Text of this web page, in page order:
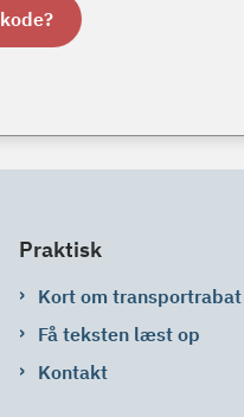
Praktisk
Kort om transportrabat
Få teksten læst op
Kontakt